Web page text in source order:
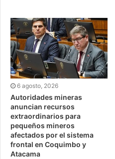
6 agosto, 2026
Autoridades mineras
anuncian recursos
extraordinarios para
pequeños mineros
afectados por el sistema
frontal en Coquimbo y
Atacama